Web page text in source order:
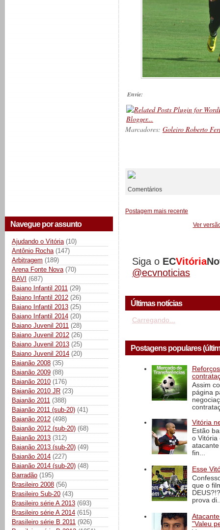
Navegue por assunto
Ajudando o Vitória (10)
Antônio Rocha (147)
Arbitragem (189)
Arena Fonte Nova (70)
BAVI (687)
Baiano Infantil 2011 (29)
Baiano Infantil 2012 (26)
Baiano Infantil 2013 (25)
Baiano Infantil 2014 (20)
Baiano Juvenil 2011 (28)
Baiano Juvenil 2012 (26)
Baiano Juvenil 2013 (25)
Baiano Juvenil 2014 (20)
Baianão 2008 (35)
Baianão 2009 (88)
Baianão 2010 (176)
Baianão 2010 JR (23)
Baianão 2011 (388)
Baianão 2011 (sub-20) (41)
Baianão 2012 (498)
Baianão 2012 (sub-20) (68)
Baianão 2013 (312)
Baianão 2013 (sub-20) (49)
Baianão 2014 (227)
Baianão 2014 (sub-20) (48)
Barradão (195)
Brasileiro 2008 (56)
Brasileiro Sub-20 (43)
Brasileiro série A 2013 (693)
Brasileiro série A 2014 (615)
Brasileiro série B 2011 (926)
Envie:
Marcadores: Goleiro Roberto
Comentários
Postagem mais recente
Ver
Siga o ECVitória
@ecvnoticias
Últimas notícias
Carregando...
Postagens populares
Assim
página
Vitória
Estão
o Vitória
fin...
Esse
que o
prova
"Valeu